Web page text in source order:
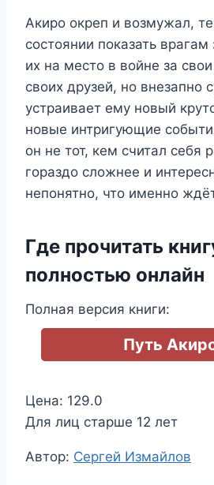
Акиро окреп и возмужал,
состоянии показать
их на место в войне за
своих друзей, но внезапно
устраивает ему новый
новые интригующие
он не тот, кем считал себя
гораздо сложнее и
непонятно, что именно
Где прочитать
полностью онлайн
Полная версия книги:
Путь
Цена: 129.0
Для лиц старше 12 лет
Метки
Автор: Сергей Измайлов